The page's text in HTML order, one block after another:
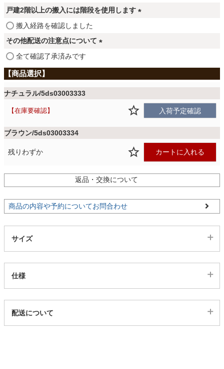
ラグ
マット
収納用品
インテリア雑貨
ガーデン
必
戸建2階以上の搬入には階段を使用します
搬入経路を確認しました
その他配送の注意点について
必
須
)
全て確認了承済みです
ナチュラル/5ds03003333
在庫要確認 入荷予定確認
ブラウン/5ds03003334
残りわずか カートに入れる
返品・交換について
商品の内容や予約についてお問合わせ
サイズ
仕様
5ds03003333
配送について